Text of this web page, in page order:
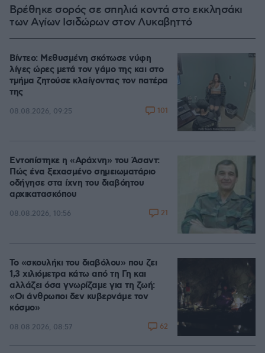
Βρέθηκε σορός σε σπηλιά κοντά στο εκκλησάκι
των Αγίων Ισιδώρων στον Λυκαβηττό
Βίντεο: Μεθυσμένη σκότωσε νύφη
λίγες ώρες μετά τον γάμο της και στο
τμήμα ζητούσε κλαίγοντας τον πατέρα
της
08.08.2026, 09:25 101
Εντοπίστηκε η «Αράχνη» του Άσαντ:
Πώς ένα ξεχασμένο σημειωματάριο
οδήγησε στα ίχνη του διαβόητου
αρχικατασκόπου
08.08.2026, 10:56 21
Το «σκουλήκι του διαβόλου» που ζει
1,3 χιλιόμετρα κάτω από τη Γη και
αλλάζει όσα γνωρίζαμε για τη ζωή:
«Οι άνθρωποι δεν κυβερνάμε τον
κόσμο»
08.08.2026, 08:57 62